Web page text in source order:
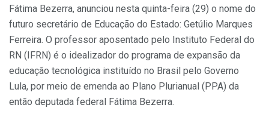
Fátima Bezerra, anunciou nesta quinta-feira (29) o nome do
futuro secretário de Educação do Estado: Getúlio Marques
Ferreira. O professor aposentado pelo Instituto Federal do
RN (IFRN) é o idealizador do programa de expansão da
educação tecnológica instituído no Brasil pelo Governo
Lula, por meio de emenda ao Plano Plurianual (PPA) da
então deputada federal Fátima Bezerra.